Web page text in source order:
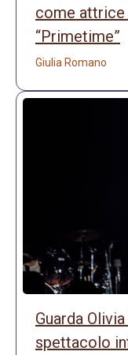
come
“Primetime”
Giulia Romano
Guarda
spettacolo